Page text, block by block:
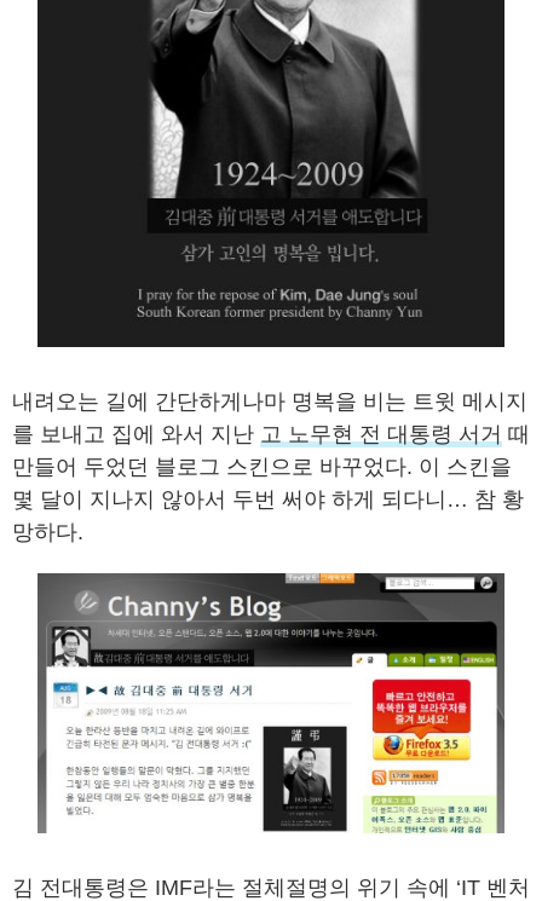
내려오는 길에 간단하게나마 명복을 비는 트윗 메시지
를 보내고 집에 와서 지난 고 노무현 전 대통령 서거 때
만들어 두었던 블로그 스킨으로 바꾸었다. 이 스킨을
몇 달이 지나지 않아서 두번 써야 하게 되다니… 참 황
망하다.
김 전대통령은 IMF라는 절체절명의 위기 속에 ‘IT 벤처